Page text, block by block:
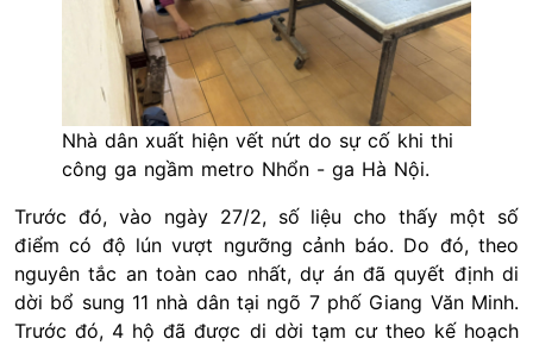
Nhà dân xuất hiện vết nứt do sự cố khi thi
công ga ngầm metro Nhổn - ga Hà Nội.
Trước đó, vào ngày 27/2, số liệu cho thấy một số
điểm có độ lún vượt ngưỡng cảnh báo. Do đó, theo
nguyên tắc an toàn cao nhất, dự án đã quyết định di
dời bổ sung 11 nhà dân tại ngõ 7 phố Giang Văn Minh.
Trước đó, 4 hộ đã được di dời tạm cư theo kế hoạch